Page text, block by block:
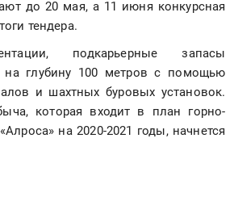
до 20 мая, а 11 июня конкурсная
тендера.
подкарьерные запасы
на глубину 100 метров с помощью
и шахтных буровых установок.
которая входит в план горно-
на 2020-2021 годы, начнется